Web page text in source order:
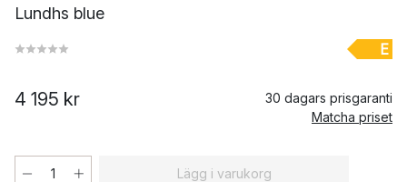
Lundhs blue
E
4 195 kr
30 dagars prisgaranti
Matcha priset
Lägg i varukorg